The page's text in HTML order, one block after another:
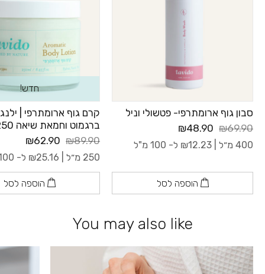
סבון גוף ארומתרפי- פטשולי וניל
₪69.90
₪48.90
400 מ״ל | ₪12.23 ל- 100 מ"ל
הוספה לסל
חדש!
קרם גוף ארומתרפי |
ברגמוט וחמאת שיאה 250 מ”ל
₪89.90
₪62.90
250 מ״ל | ₪25.16 ל- 100 מ"ל
הוספה לסל
You may also like